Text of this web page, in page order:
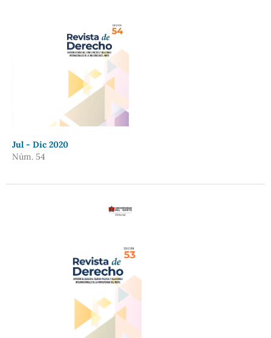
Jul - Dic 2020
Núm. 54